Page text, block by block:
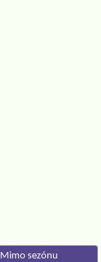
Mimo sezónu